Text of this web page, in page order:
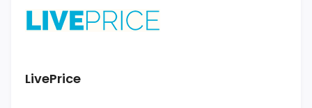
LivePrice